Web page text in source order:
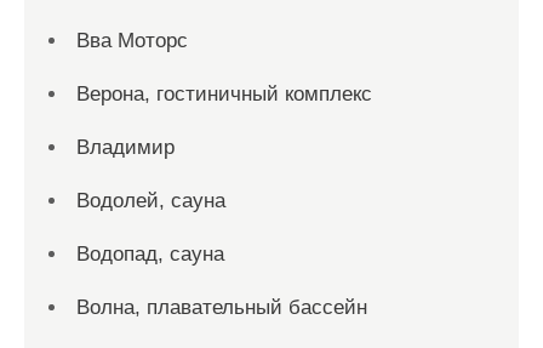
Вва Моторс
Верона, гостиничный комплекс
Владимир
Водолей, сауна
Водопад, сауна
Волна, плавательный бассейн